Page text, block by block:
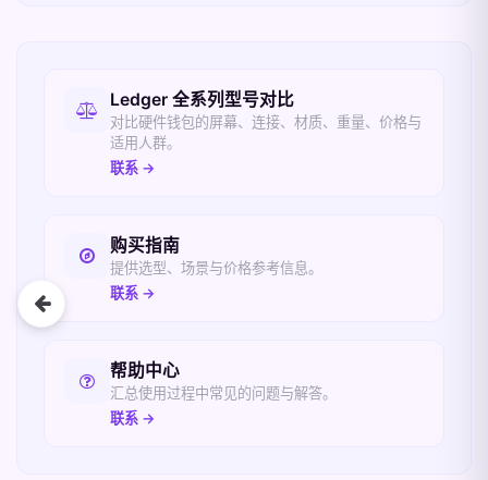
相关入口
Ledger 全系列型号对比
对比硬件钱包的屏幕、连接、材质、重量、价格与
适用人群。
联系 →
购买指南
提供选型、场景与价格参考信息。
联系 →
帮助中心
汇总使用过程中常见的问题与解答。
联系 →